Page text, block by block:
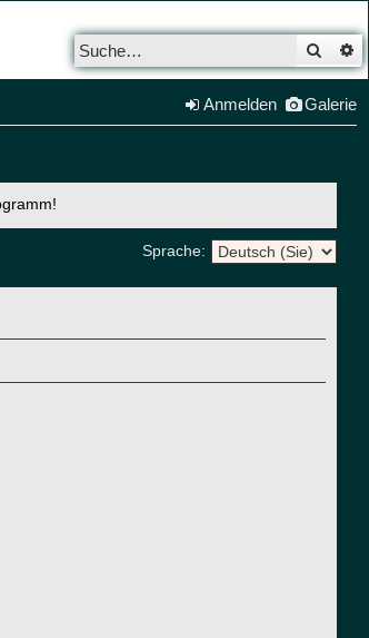
Galerie
Anmelden
Sprache: